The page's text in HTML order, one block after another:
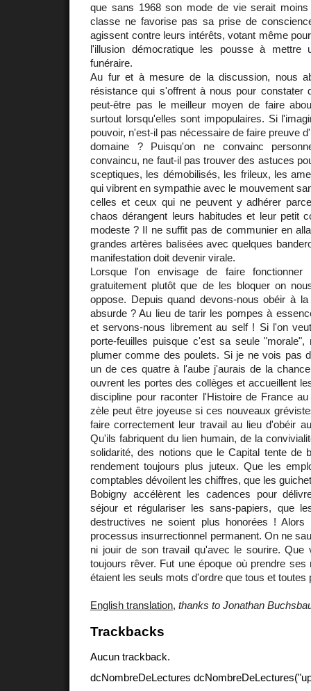
que sans 1968 son mode de vie serait
classe ne favorise pas sa prise de
agissent contre leurs intérêts, votant même
l'illusion démocratique les pousse à mettre
funéraire.
Au fur et à mesure de la discussion, nous
résistance qui s'offrent à nous pour constater
peut-être pas le meilleur moyen de faire
surtout lorsqu'elles sont impopulaires. Si
pouvoir, n'est-il pas nécessaire de faire preuve
domaine ? Puisqu'on ne convainc
convaincu, ne faut-il pas trouver des astuces
sceptiques, les démobilisés, les frileux, les
qui vibrent en sympathie avec le mouvement
celles et ceux qui ne peuvent y adhérer
chaos dérangent leurs habitudes et leur petit
modeste ? Il ne suffit pas de communier en
grandes artères balisées avec quelques
manifestation doit devenir virale.
Lorsque l'on envisage de faire fonctionner
gratuitement plutôt que de les bloquer on
oppose. Depuis quand devons-nous obéir à
absurde ? Au lieu de tarir les pompes à
et servons-nous librement au self ! Si l'on
porte-feuilles puisque c'est sa seule
plumer comme des poulets. Si je ne vois pas
un de ces quatre à l'aube j'aurais de la
ouvrent les portes des collèges et accueillent
discipline pour raconter l'Histoire de France
zèle peut être joyeuse si ces nouveaux
faire correctement leur travail au lieu d'obéir
Qu'ils fabriquent du lien humain, de la
solidarité, des notions que le Capital tente de
rendement toujours plus juteux. Que les
comptables dévoilent les chiffres, que les
Bobigny accélèrent les cadences pour
séjour et régulariser les sans-papiers, que
destructives ne soient plus honorées ! Alors
processus insurrectionnel permanent. On ne
ni jouir de son travail qu'avec le sourire. Que
toujours rêver. Fut une époque où prendre
étaient les seuls mots d'ordre que tous et toutes
English translation, thanks to Jonathan
Trackbacks
Aucun trackback.
dcNombreDeLectures